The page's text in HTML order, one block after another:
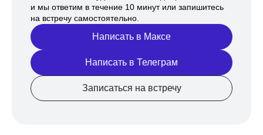
и мы ответим в течение 10 минут или запишитесь
на встречу самостоятельно.
Написать в Максе
Написать в Телеграм
Записаться на встречу